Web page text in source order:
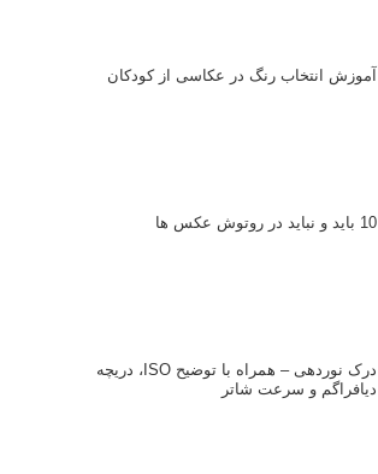
آموزش انتخاب رنگ در عکاسی از کودکان
10 باید و نباید در روتوش عکس ها
درک نوردهی – همراه با توضیح ISO، دریچه
دیافراگم و سرعت شاتر